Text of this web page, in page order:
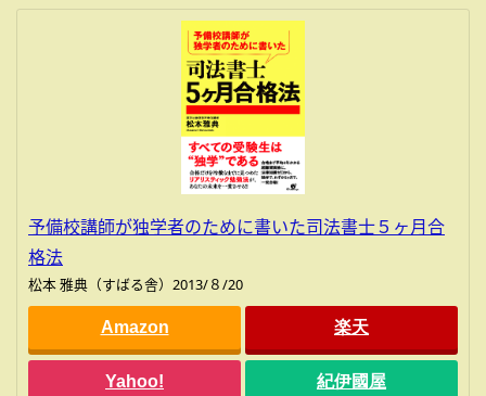
予備校講師が独学者のために書いた司法書士５ヶ月合
格法
松本 雅典（すばる舎）2013/８/20
Amazon 楽天
Yahoo! 紀伊國屋